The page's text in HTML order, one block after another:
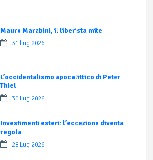
Mauro Marabini, il liberista mite
31 Lug 2026
L’occidentalismo apocalittico di Peter
Thiel
30 Lug 2026
Investimenti esteri: l’eccezione diventa
regola
28 Lug 2026